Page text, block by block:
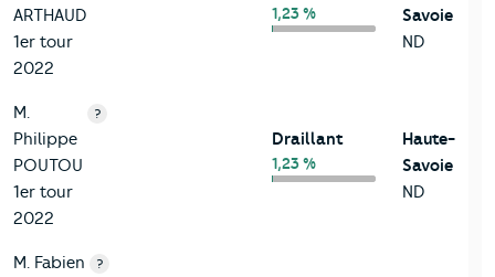
ARTHAUD
1er tour
2022
1,23 %
Savoie
ND
M.
Philippe
POUTOU
1er tour
2022
?
Draillant
1,23 %
Haute-
Savoie
ND
M. Fabien
?